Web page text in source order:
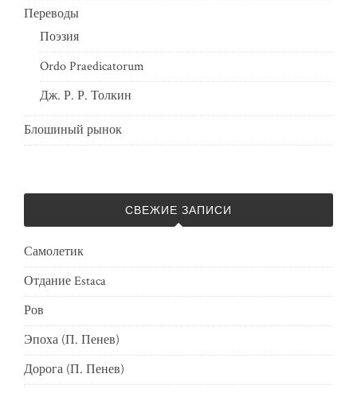
Переводы
Поэзия
Ordo Praedicatorum
Дж. Р. Р. Толкин
Блошиный рынок
СВЕЖИЕ ЗАПИСИ
Самолетик
Отдание Estaca
Ров
Эпоха (П. Пенев)
Дорога (П. Пенев)